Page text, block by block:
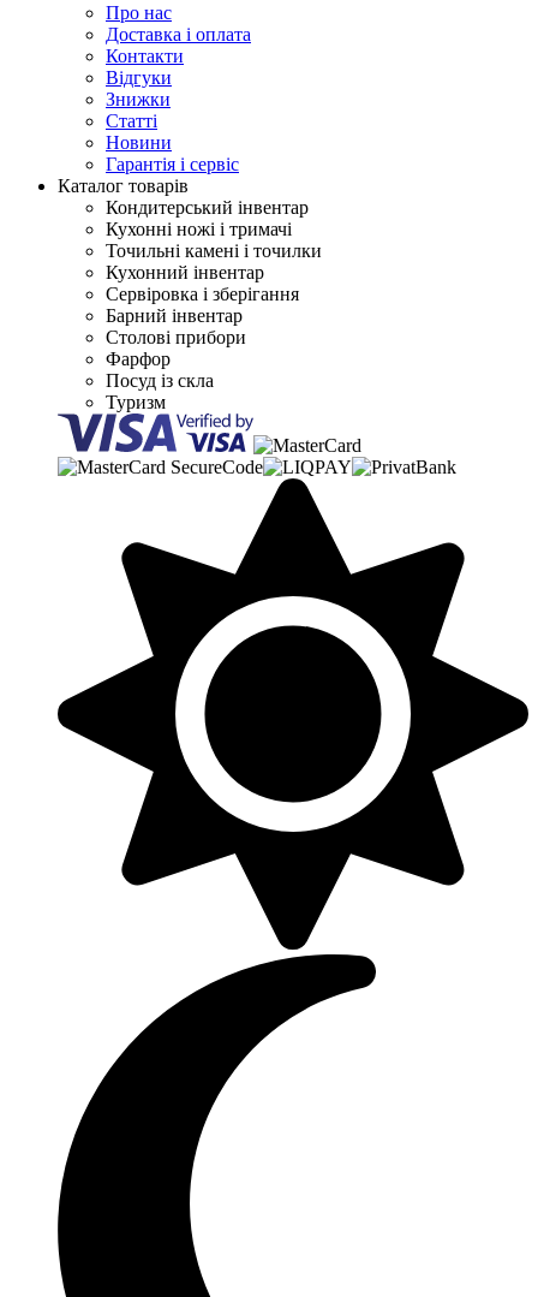
Про нас
Доставка і оплата
Контакти
Відгуки
Знижки
Статті
Новини
Гарантія і сервіс
Каталог товарів
Кондитерський інвентар
Кухонні ножі і тримачі
Точильні камені і точилки
Кухонний інвентар
Сервіровка і зберігання
Барний інвентар
Столові прибори
Фарфор
Посуд із скла
Туризм